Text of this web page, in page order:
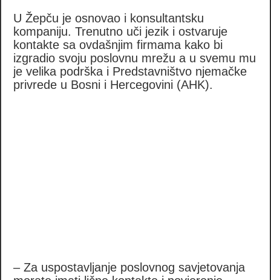
U Žepču je osnovao i konsultantsku
kompaniju. Trenutno uči jezik i ostvaruje
kontakte sa ovdašnjim firmama kako bi
izgradio svoju poslovnu mrežu a u svemu mu
je velika podrška i Predstavništvo njemačke
privrede u Bosni i Hercegovini (AHK).
– Za uspostavljanje poslovnog savjetovanja